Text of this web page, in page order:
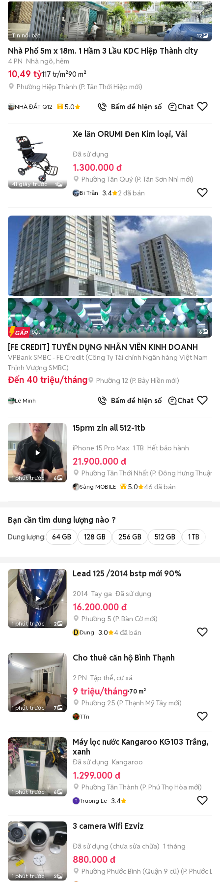
+2
Tin nổi bật 12
Nhà Phố 5m x 18m. 1 Hầm 3 Lầu KDC Hiệp Thành city
4 PN Nhà ngõ, hẻm
10,49 tỷ117 tr/m²90 m²
Phường Hiệp Thành (P. Tân Thới Hiệp mới)
NHÀ ĐẤT Q12 5.0 Bấm để hiện số Chat
41 giây trước 1
Xe lăn ORUMI Đen Kim loại, Vải
Đã sử dụng
1.300.000 đ
Phường Tân Quý (P. Tân Sơn Nhì mới)
Bi Trần 3.4 2 đã bán
+2
Tin nổi bật 6
[FE CREDIT] TUYỂN DỤNG NHÂN VIÊN KINH DOANH
VPBank SMBC - FE Credit (Công Ty Tài chính Ngân hàng Việt Nam
Thịnh Vượng SMBC)
Đến 40 triệu/tháng Phường 12 (P. Bảy Hiền mới)
Lê Minh Bấm để hiện số Chat
1 phút trước 6
15prm zin all 512-1tb
iPhone 15 Pro Max 1 TB Hết bảo hành
21.900.000 đ
Phường Tân Thới Nhất (P. Đông Hưng Thuận
Sàng MOBILE 5.0 46 đã bán
Bạn cần tìm dung lượng nào ?
Dung lượng: 64 GB 128 GB 256 GB 512 GB 1 TB
1 phút trước 2
Lead 125 /2014 bstp mới 90%
2014 Tay ga Đã sử dụng
16.200.000 đ
Phường 5 (P. Bàn Cờmới)
DDung 3.0 4đã bán
1 phút trước 7
Cho thuê căn hộ Bình Thạnh
2 PN Tập thể, cư xá
9 triệu/tháng 70 m²
Phường 25 (P. Thạnh Mỹ Tây mới)
TTn
1 phút trước 6
Máy lọc nước Kangaroo KG103 Trắng,
xanh
Đã sử dụng Kangaroo
1.299.000 đ
Phường Tân Thành (P. Phú Thọ Hòa mới)
Truong Le 3.4
1 phút trước 2
3 camera Wifi Ezviz
Đã sử dụng (chưa sửa chữa) 1 tháng
880.000 đ
Phường Phước Bình (Quận 9 cũ) (P. Phước